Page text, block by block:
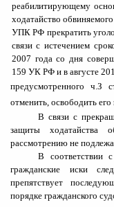
реабилитирующему
ходатайство
УПК РФ прекратить
связи с истечением
2007 года со дня
159 УК РФ и в августе
предусмотренного
отменить, освободить
В связи с
защиты ходатайства
рассмотрению не
В
гражданские иски
препятствует
порядке гражданского